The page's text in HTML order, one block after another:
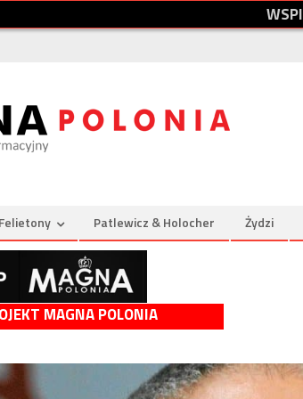
WSPI
Felietony Patlewicz & Holocher Żydzi
MAGNA POLONIA